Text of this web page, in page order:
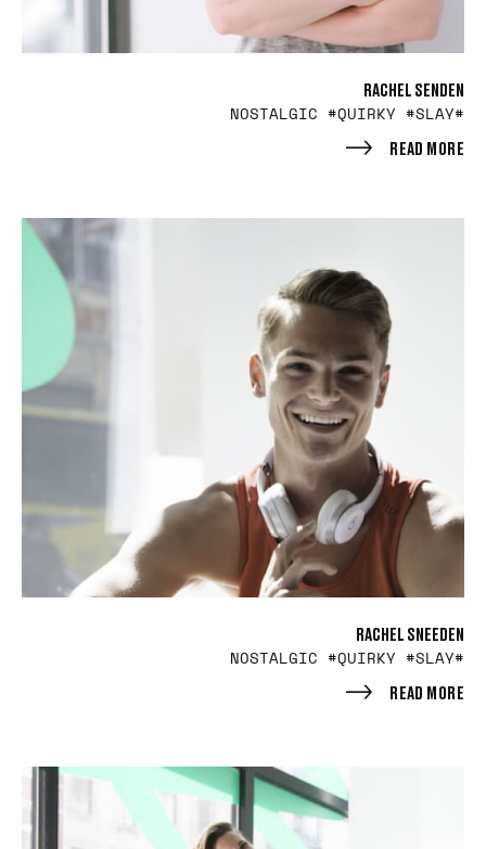
RACHEL SENDEN
#NOSTALGIC #QUIRKY #SLAY
READ MORE
RACHEL SNEEDEN
#NOSTALGIC #QUIRKY #SLAY
READ MORE